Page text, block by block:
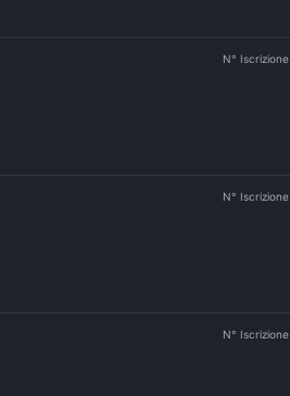
N° Iscrizione
N° Iscrizione
N° Iscrizione